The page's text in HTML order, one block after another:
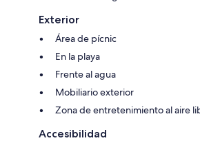
Exterior
Área de pícnic
En la playa
Frente al agua
Mobiliario exterior
Zona de entretenimiento al aire
Accesibilidad